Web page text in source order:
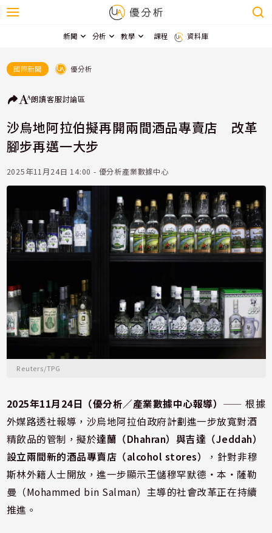
新聞 分析 教學 課程 資料庫
國際新聞 優分析
朗讀客服討論區
沙烏地阿拉伯擬再開兩間酒品專賣店 改革
腳步再邁一大步
2025年11月24日 14:00 - 優分析產業數據中心
Reuters/TPG
2025年11月24日（優分析／產業數據中心報導） ⸺ 根據
外媒路透社報導，沙烏地阿拉伯政府計劃進一步放寬對酒
精飲品的管制，擬於達蘭（Dhahran）與吉達（Jeddah）
設立兩間新的酒品專賣店（alcohol stores）
，針對非穆
斯林外籍人士開放，進一步顯示王儲穆罕默德・本・薩勒
曼（Mohammed bin Salman）主導的社會改革正在持續
推進。